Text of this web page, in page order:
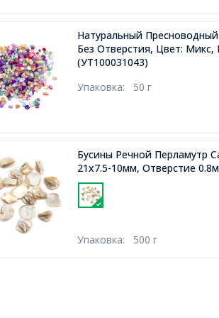
Натуральный
Без Отверстия, Цвет: Микс,
(УТ100031043)
Упаковка: 50 г
Бусины Речной Перламутр
21x7.5-10мм, Отверстие
Упаковка: 500 г